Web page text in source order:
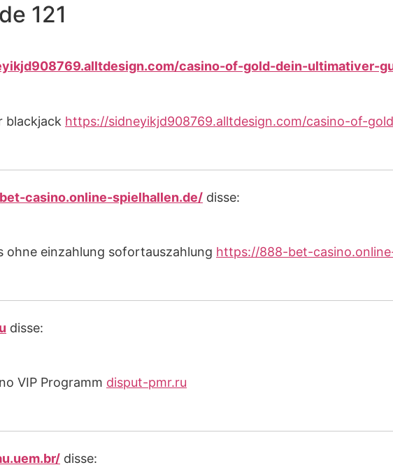
121
casino-of-gold-dein-ultimativer-
blackjack https://sidneyikjd908769.alltdesign.com/casino-of-
casino.online-spielhallen.de/ disse:
ohne einzahlung sofortauszahlung https://888-bet-
disse:
VIP Programm disput-pmr.ru
disse: